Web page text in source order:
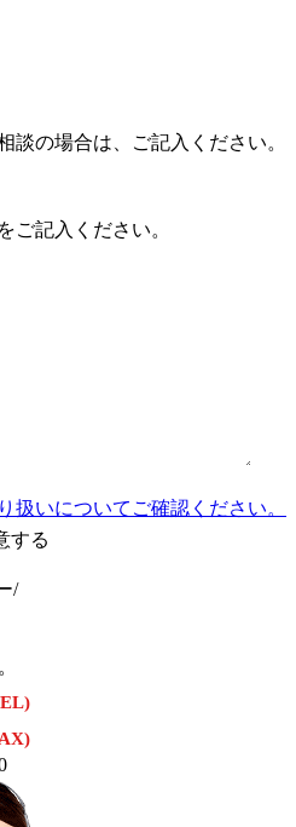
談の場合は、ご記入ください。
ご記入ください。
扱いについてご確認ください。
する